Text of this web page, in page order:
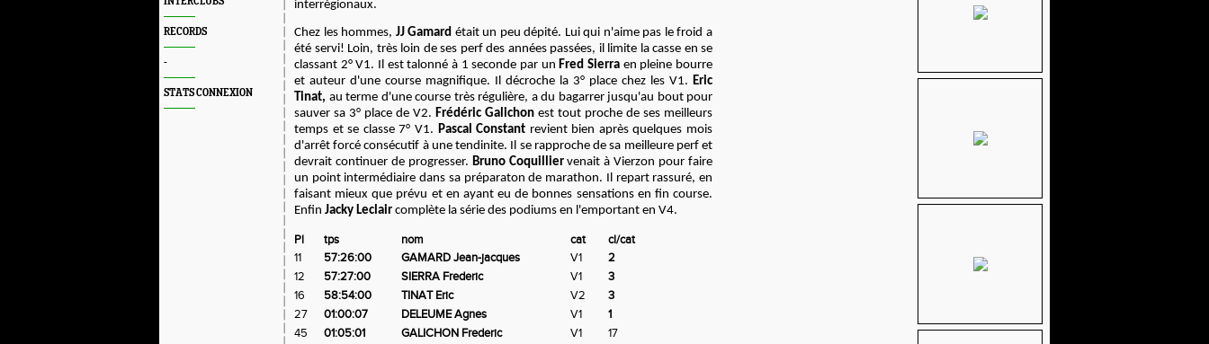
RECORDS
-
STATS CONNEXION
interrégionaux.
Chez les hommes, JJ Gamard était un peu dépité. Lui qui n'aime pas le froid a
été servi! Loin, très loin de ses perf des années passées, il limite la casse en se
classant 2° V1. Il est talonné à 1 seconde par unFred Sierra en pleine bourre
et auteur d'une course magnifique. Il décroche la 3° place chez les V1. Eric
Tinat, au terme d'une course très régulière, a du bagarrer jusqu'au bout pour
sauver sa 3° place de V2. Frédéric Galichon est tout proche de ses meilleurs
temps et se classe 7° V1. Pascal Constant revient bien après quelques mois
d'arrêt forcé consécutif à une tendinite. Il se rapproche de sa meilleure perf et
devrait continuer de progresser. Bruno Coquilliervenait à Vierzon pour faire
un point intermédiaire dans sa préparaton de marathon. Il repart rassuré, en
faisant mieux que prévu et en ayant eu de bonnes sensations en fin course.
Enfin Jacky Leclair complète la série des podiums en l'emportant en V4.
Pl tps nom cat
cl/cat
11
57:26:00 GAMARD Jean-jacques V1
2
12
57:27:00 SIERRA Frederic V1
3
16
58:54:00 TINAT Eric V2
3
27
01:00:07 DELEUME Agnes V1
1
45
01:05:01 GALICHON Frederic V1
17